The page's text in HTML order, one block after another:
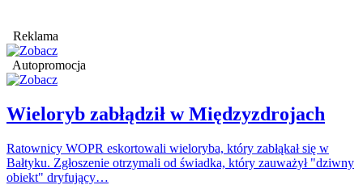
Reklama
Autopromocja
Wieloryb zabłądził w Międzyzdrojach
Ratownicy WOPR eskortowali wieloryba, który zabłąkał się w
Bałtyku. Zgłoszenie otrzymali od świadka, który zauważył "dziwny
obiekt" dryfujący…